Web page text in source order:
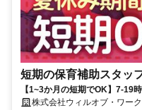
短期の保育補助スタッ
【1~3か月の短期でOK】7-19
です！【ライフスタイルに合わ
株式会社ウィルオブ・ワーク